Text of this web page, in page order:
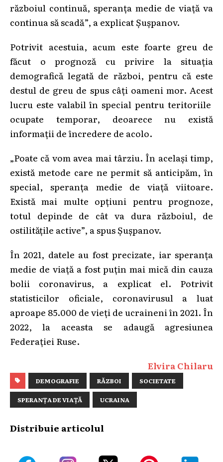
războiul continuă, speranța medie de viață va
continua să scadă”, a explicat Șușpanov.
Potrivit acestuia, acum este foarte greu de
făcut o prognoză cu privire la situația
demografică legată de război, pentru că este
destul de greu de spus câți oameni mor. Acest
lucru este valabil în special pentru teritoriile
ocupate temporar, deoarece nu există
informații de încredere de acolo.
„Poate că vom avea mai târziu. În același timp,
există metode care ne permit să anticipăm, în
special, speranța medie de viață viitoare.
Există mai multe opțiuni pentru prognoze,
totul depinde de cât va dura războiul, de
ostilitățile active”, a spus Șușpanov.
În 2021, datele au fost precizate, iar speranța
medie de viață a fost puțin mai mică din cauza
bolii coronavirus, a explicat el. Potrivit
statisticilor oficiale, coronavirusul a luat
aproape 85.000 de vieți de ucraineni în 2021. În
2022, la aceasta se adaugă agresiunea
Federației Ruse.
Elvira Chilaru
DEMOGRAFIE RĂZBOI SOCIETATE
SPERANȚA DE VIAȚĂ UCRAINA
Distribuie articolul